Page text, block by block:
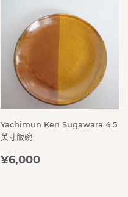
Yachimun Ken Sugawara 4.5
英寸飯碗
定
¥6,000